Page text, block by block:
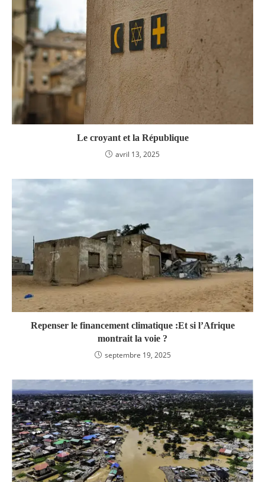
Le croyant et la République
avril 13, 2025
Repenser le financement climatique :Et si l’Afrique
montrait la voie ?
septembre 19, 2025